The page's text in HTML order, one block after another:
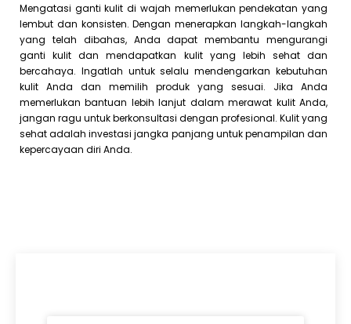
Mengatasi ganti kulit di wajah memerlukan pendekatan yang
lembut dan konsisten. Dengan menerapkan langkah-langkah
yang telah dibahas, Anda dapat membantu mengurangi
ganti kulit dan mendapatkan kulit yang lebih sehat dan
bercahaya. Ingatlah untuk selalu mendengarkan kebutuhan
kulit Anda dan memilih produk yang sesuai. Jika Anda
memerlukan bantuan lebih lanjut dalam merawat kulit Anda,
jangan ragu untuk berkonsultasi dengan profesional. Kulit yang
sehat adalah investasi jangka panjang untuk penampilan dan
kepercayaan diri Anda.